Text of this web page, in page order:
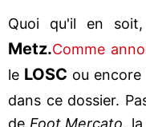
Quoi qu'il en
Metz.Comme
le LOSC ou encore
dans ce dossier.
de Foot Mercato,